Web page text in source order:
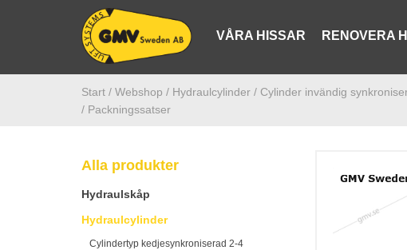
VÅRA HISSAR RENOVERA
Start / Webshop / Hydraulcylinder / Cylinder invändig
/ Packningssatser
Alla produkter
Hydraulskåp
Hydraulcylinder
Cylindertyp kedjesynkroniserad 2-4